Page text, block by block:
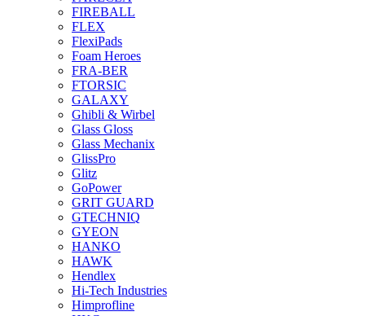
FIREBALL
FLEX
FlexiPads
Foam Heroes
FRA-BER
FTORSIC
GALAXY
Ghibli & Wirbel
Glass Gloss
Glass Mechanix
GlissPro
Glitz
GoPower
GRIT GUARD
GTECHNIQ
GYEON
HANKO
HAWK
Hendlex
Hi-Tech Industries
Himprofline